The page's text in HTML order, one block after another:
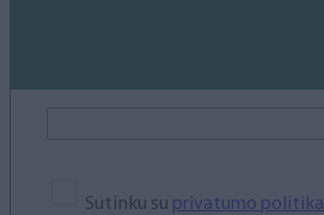
Sutinku su privatumo politika